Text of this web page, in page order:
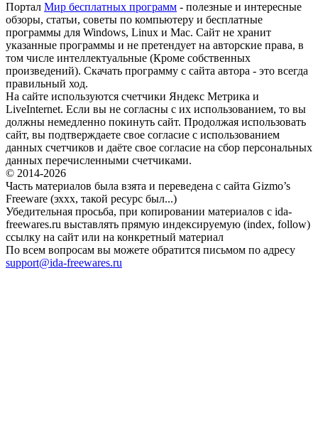
Портал Мир бесплатных программ - полезные и интересные
обзоры, статьи, советы по компьютеру и бесплатные
программы для Windows, Linux и Mac. Сайт не хранит
указанные программы и не претендует на авторские права, в
том числе интеллектуальные (Кроме собственных
произведений). Скачать программу с сайта автора - это всегда
правильный ход.
На сайте используются счетчики Яндекс Метрика и
LiveInternet. Если вы не согласны с их использованием, то вы
должны немедленно покинуть сайт. Продолжая использовать
сайт, вы подтверждаете свое согласие с использованием
данных счетчиков и даёте свое согласие на сбор персональных
данных перечисленными счетчиками.
© 2014-2026
Часть материалов была взята и переведена с сайта Gizmo’s
Freeware (эххх, такой ресурс был...)
Убедительная просьба, при копировании материалов с ida-
freewares.ru выставлять прямую индексируемую (index, follow)
ссылку на сайт или на конкретный материал
По всем вопросам вы можете обратится письмом по адресу
support@ida-freewares.ru